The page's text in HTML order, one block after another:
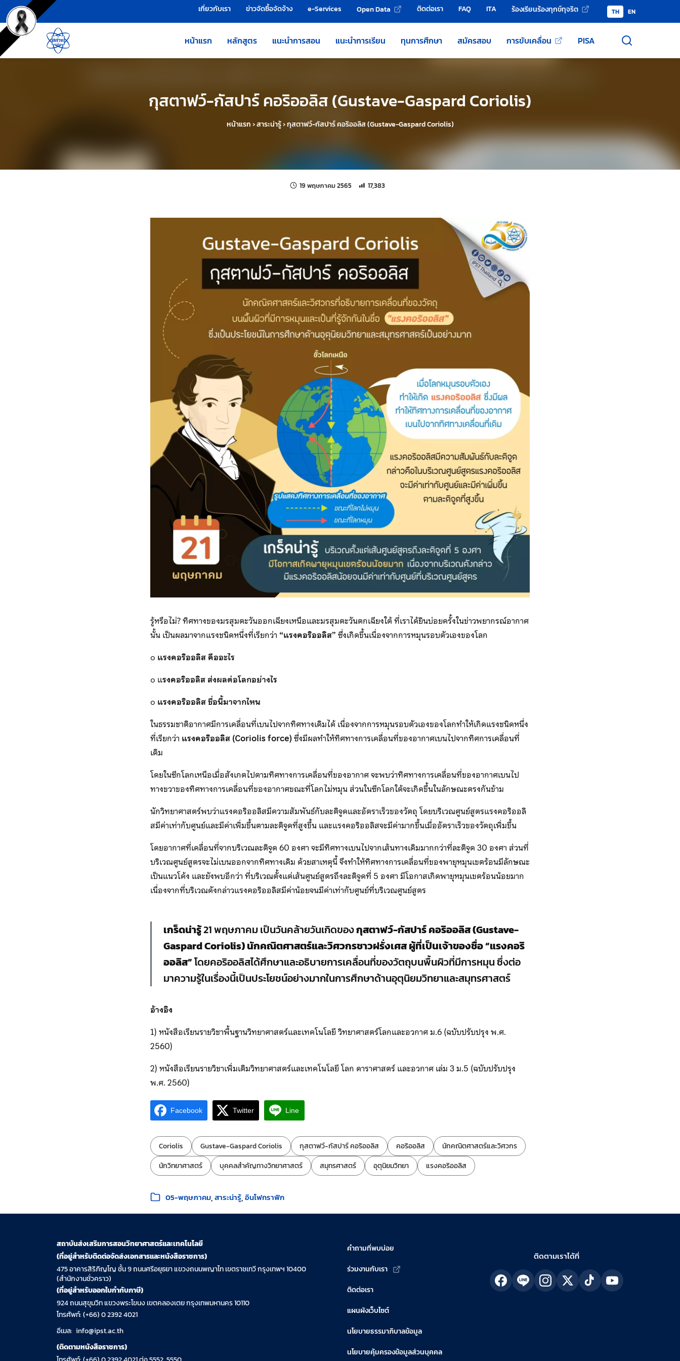
ข้ามไปยังเนื้อหาหลัก
เครื่องมือช่วยเหลือ เกี่ยวกับเรา ข่าวจัดซื้อจัดจ้าง e-Services Open Data ติดต่อเรา FAQ ITA ร้องเรียนร้องทุกข์ทุจริต TH EN
หน้าแรก หลักสูตร แนะนำการสอน แนะนำการเรียน ทุนการศึกษา สมัครสอบ การขับเคลื่อน PISA
กุสตาฟว์-กัสปาร์ คอริออลิส (Gustave-Gaspard Coriolis)
หน้าแรก›สาระน่ารู้›กุสตาฟว์-กัสปาร์ คอริออลิส (Gustave-Gaspard Coriolis)
19 พฤษภาคม 2565 แก้ไขล่าสุดเมื่อ:
จำนวนการเข้าชม 17,383 ครั้ง
17,383
รู้หรือไม่? ทิศทางของมรสุมตะวันออกเฉียงเหนือและมรสุมตะวันตกเฉียงใต้ ที่เราได้ยินบ่อยครั้งในข่าวพยากรณ์อากาศ
นั้น เป็นผลมาจากแรงชนิดหนึ่งที่เรียกว่า “แรงคอริออลิส”ซึ่งเกิดขึ้นเนื่องจากการหมุนรอบตัวเองของโลก
๐ แรงคอริออลิส คืออะไร
๐ แรงคอริออลิส ส่งผลต่อโลกอย่างไร
๐ แรงคอริออลิส ชื่อนี้มาจากไหน
ในธรรมชาติอากาศมีการเคลื่อนที่เบนไปจากทิศทางเดิมได้ เนื่องจากการหมุนรอบตัวเองของโลกทำให้เกิดแรงชนิดหนึ่ง
ที่เรียกว่า แรงคอริออลิส (Coriolis force)ซึ่งมีผลทำให้ทิศทางการเคลื่อนที่ของอากาศเบนไปจากทิศการเคลื่อนที่
เดิม
โดยในซีกโลกเหนือเมื่อสังเกตไปตามทิศทางการเคลื่อนที่ของอากาศ จะพบว่าทิศทางการเคลื่อนที่ของอากาศเบนไป
ทางขวาของทิศทางการเคลื่อนที่ของอากาศขณะที่โลกไม่หมุน ส่วนในซีกโลกใต้จะเกิดขึ้นในลักษณะตรงกันข้าม
นักวิทยาศาสตร์พบว่าแรงคอริออลิสมีความสัมพันธ์กับละติจูดและอัตราเร็วของวัตถุ โดยบริเวณศูนย์สูตรแรงคอริออลิ
สมีค่าเท่ากับศูนย์และมีค่าเพิ่มขึ้นตามละติจูดที่สูงขึ้น และแรงคอริออลิสจะมีค่ามากขึ้นเมื่ออัตราเร็วของวัตถุเพิ่มขึ้น
โดยอากาศที่เคลื่อนที่จากบริเวณละติจูด 60 องศา จะมีทิศทางเบนไปจากเส้นทางเดิมมากกว่าที่ละติจูด 30 องศา ส่วนที่
บริเวณศูนย์สูตรจะไม่เบนออกจากทิศทางเดิม ด้วยสาเหตุนี้ จึงทำให้ทิศทางการเคลื่อนที่ของพายุหมุนเขตร้อนมีลักษณะ
เป็นแนวโค้ง และยังพบอีกว่า ที่บริเวณตั้งแต่เส้นศูนย์สูตรถึงละติจูดที่ 5 องศา มีโอกาสเกิดพายุหมุนเขตร้อนน้อยมาก
เนื่องจากที่บริเวณดังกล่าวแรงคอริออลิสมีค่าน้อยจนมีค่าเท่ากับศูนย์ที่บริเวณศูนย์สูตร
เกร็ดน่ารู้21 พฤษภาคม เป็นวันคล้ายวันเกิดของกุสตาฟว์-กัสปาร์ คอริออลิส (Gustave-
Gaspard Coriolis) นักคณิตศาสตร์และวิศวกรชาวฝรั่งเศส ผู้ที่เป็นเจ้าของชื่อ “แรงคอริ
ออลิส”โดยคอริออลิสได้ศึกษาและอธิบายการเคลื่อนที่ของวัตถุบนพื้นผิวที่มีการหมุน ซึ่งต่อ
มาความรู้ในเรื่องนี้เป็นประโยชน์อย่างมากในการศึกษาด้านอุตุนิยมวิทยาและสมุทรศาสตร์
อ้างอิง
1) หนังสือเรียนรายวิชาพื้นฐานวิทยาศาสตร์และเทคโนโลยี วิทยาศาสตร์โลกและอวกาศ ม.6 (ฉบับปรับปรุง พ.ศ.
2560)
2) หนังสือเรียนรายวิชาเพิ่มเติมวิทยาศาสตร์และเทคโนโลยี โลก ดาราศาสตร์ และอวกาศ เล่ม 3 ม.5 (ฉบับปรับปรุง
พ.ศ. 2560)
Facebook Twitter Line
ป้ายกำกับ:
Coriolis Gustave-Gaspard Coriolis กุสตาฟว์-กัสปาร์ คอริออลิส คอริออลิส
นักคณิตศาสตร์และวิศวกร
นักวิทยาศาสตร์
บุคคลสำคัญทางวิทยาศาสตร์ สมุทรศาสตร์ อุตุนิยมวิทยา แรงคอริออลิส
หมวดหมู่:
05-พฤษภาคม สาระน่ารู้ อินโฟกราฟิก
สถาบันส่งเสริมการสอนวิทยาศาสตร์และเทคโนโลยี
(ที่อยู่สำหรับติดต่อจัดส่งเอกสารและหนังสือราชการ)
475 อาคารสิริภิญโญ ชั้น 9 ถนนศรีอยุธยา แขวงถนนพญาไท เขตราชเทวี กรุงเทพฯ 10400
(สำนักงานชั่วคราว)
(ที่อยู่สำหรับออกใบกำกับภาษี)
924 ถนนสุขุมวิท แขวงพระโขนง เขตคลองเตย กรุงเทพมหานคร 10110
โทรศัพท์: (+66) 0 2392 4021
อีเมล: info@ipst.ac.th
(ติดตามหนังสือราชการ)
คำถามที่พบบ่อย
ร่วมงานกับเรา
ติดต่อเรา
แผนผังเว็บไซต์
นโยบายธรรมาภิบาลข้อมูล
นโยบายคุ้มครองข้อมูลส่วนบุคคล
ติดตามเราได้ที่